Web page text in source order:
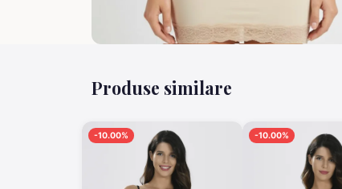
Produse similare
-10.00% -10.00%